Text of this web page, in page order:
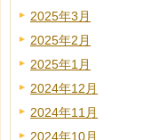
2025年3月
2025年2月
2025年1月
2024年12月
2024年11月
2024年10月